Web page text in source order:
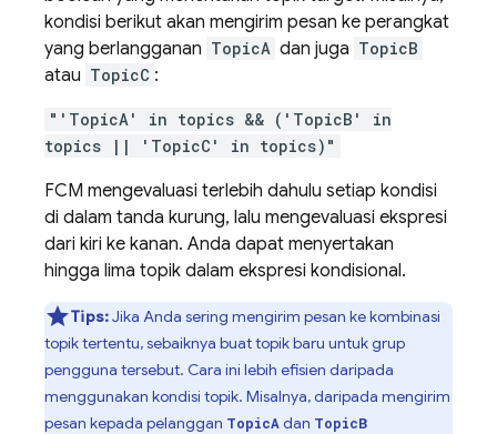
kondisi berikut akan mengirim pesan ke perangkat
yang berlangganan TopicA dan juga TopicB
atau TopicC :
"'TopicA' in topics && ('TopicB' in
topics || 'TopicC' in topics)"
FCM mengevaluasi terlebih dahulu setiap kondisi
di dalam tanda kurung, lalu mengevaluasi ekspresi
dari kiri ke kanan. Anda dapat menyertakan
hingga lima topik dalam ekspresi kondisional.
Tips:Jika Anda sering mengirim pesan ke kombinasi
topik tertentu, sebaiknya buat topik baru untuk grup
pengguna tersebut. Cara ini lebih efisien daripada
menggunakan kondisi topik. Misalnya, daripada mengirim
pesan kepada pelanggan TopicA dan TopicB